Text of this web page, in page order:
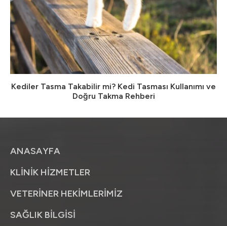
Kediler Tasma Takabilir mi? Kedi Tasması Kullanımı ve
Doğru Takma Rehberi
ANASAYFA
KLİNİK HİZMETLER
VETERİNER HEKİMLERİMİZ
SAĞLIK BİLGİSİ